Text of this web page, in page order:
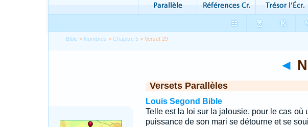
Bible > Nombres >Chapitre 5 > Verset 29
◄
Versets Parallèles
Louis Segond Bible
Telle est la loi sur la jalousie, pour le cas où
puissance de son mari se détourne et se